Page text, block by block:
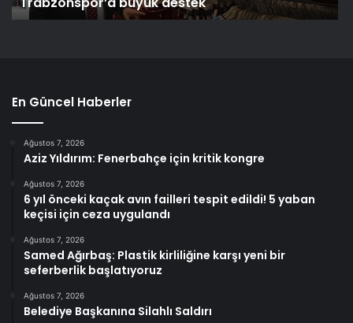
En Güncel Haberler
Ağustos 7, 2026
Aziz Yıldırım: Fenerbahçe için kritik kongre
Ağustos 7, 2026
6 yıl önceki kaçak avın failleri tespit edildi! 5 yaban
keçisi için ceza uygulandı
Ağustos 7, 2026
Samed Ağırbaş: Plastik kirliliğine karşı yeni bir
seferberlik başlatıyoruz
Ağustos 7, 2026
Belediye Başkanına Silahlı Saldırı